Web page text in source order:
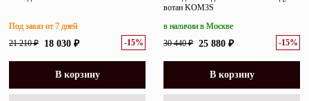
Дизайнерам и архитекторам
Обратный звонок
21 210 ₽ 18 030 ₽ -15%
Под заказ от 7 дней
В корзину
вотан KOM3S
30 440 ₽ 25 880 ₽ -15%
в наличии в Москве
В корзину